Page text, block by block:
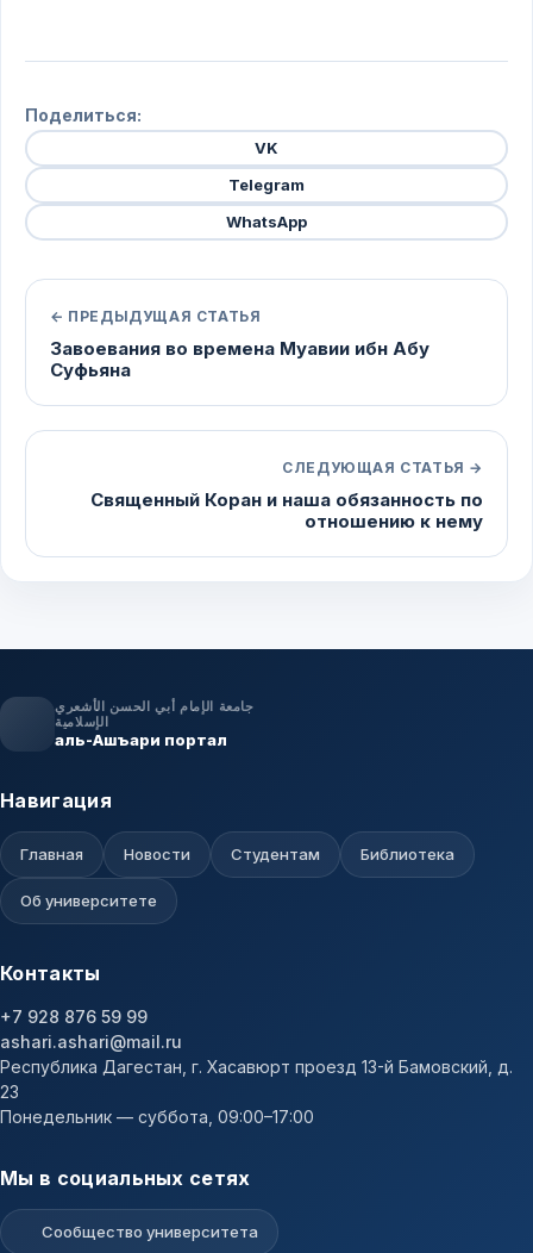
Поделиться:
VK
Telegram
WhatsApp
← ПРЕДЫДУЩАЯ СТАТЬЯ
Завоевания во времена Муавии ибн Абу
Суфьяна
СЛЕДУЮЩАЯ СТАТЬЯ →
Священный Коран и наша обязанность по
отношению к нему
جامعة الإمام أبي الحسن الأشعري
الإسلامية
аль-Ашъари портал
Навигация
Главная Новости Студентам Библиотека
Об университете
Контакты
+7 928 876 59 99
ashari.ashari@mail.ru
Республика Дагестан, г. Хасавюрт проезд 13-й Бамовский, д.
23
Понедельник — суббота, 09:00–17:00
Мы в социальных сетях
Сообщество университета